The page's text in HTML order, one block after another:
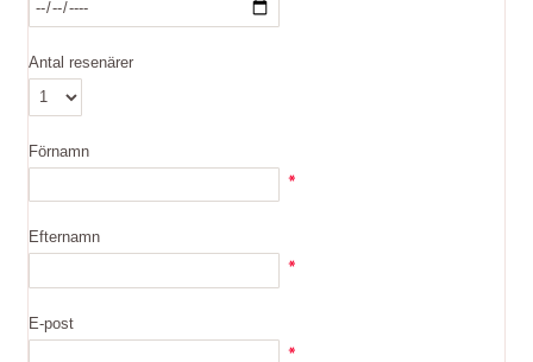
Antal resenärer
Förnamn
Efternamn
E-post